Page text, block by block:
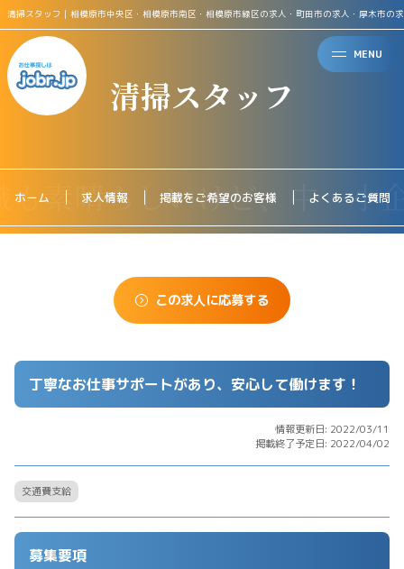
MENU
清掃スタッフ｜相模原市中央区・相模原市南区・相模原市緑区の求人・町田市の求人・厚木市の
清掃スタッフ
ホーム 求人情報 掲載をご希望のお客様 よくあるご質問
この求人に応募する
丁寧なお仕事サポートがあり、安心して働けます！
情報更新日: 2022/03/11
掲載終了予定日: 2022/04/02
交通費支給
募集要項